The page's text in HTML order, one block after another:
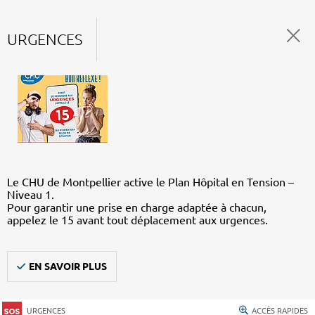
URGENCES
Le CHU de Montpellier active le Plan Hôpital en Tension –
Niveau 1.
Pour garantir une prise en charge adaptée à chacun,
appelez le 15 avant tout déplacement aux urgences.
EN SAVOIR PLUS
URGENCES ACCÈS RAPIDES